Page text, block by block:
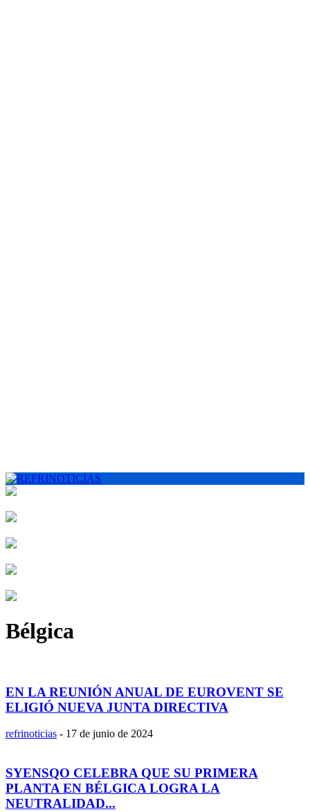
Bélgica
EN LA REUNIÓN ANUAL DE EUROVENT SE
ELIGIÓ NUEVA JUNTA DIRECTIVA
refrinoticias - 17 de junio de 2024
SYENSQO CELEBRA QUE SU PRIMERA
PLANTA EN BÉLGICA LOGRA LA
NEUTRALIDAD...